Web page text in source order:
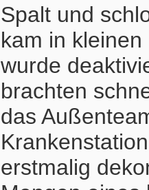
Spalt und
kam in
wurde
brachten
das
erstmalig